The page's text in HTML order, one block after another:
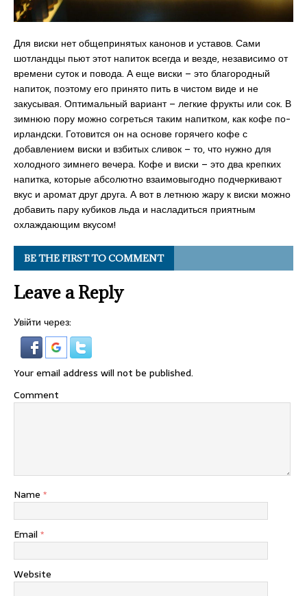
Для виски нет общепринятых канонов и уставов. Сами
шотландцы пьют этот напиток всегда и везде, независимо от
времени суток и повода. А еще виски – это благородный
напиток, поэтому его принято пить в чистом виде и не
закусывая. Оптимальный вариант – легкие фрукты или сок. В
зимнюю пору можно согреться таким напитком, как кофе по-
ирландски. Готовится он на основе горячего кофе с
добавлением виски и взбитых сливок – то, что нужно для
холодного зимнего вечера. Кофе и виски – это два крепких
напитка, которые абсолютно взаимовыгодно подчеркивают
вкус и аромат друг друга. А вот в летнюю жару к виски можно
добавить пару кубиков льда и насладиться приятным
охлаждающим вкусом!
BE THE FIRST TO COMMENT
Leave a Reply
Увійти через:
Your email address will not be published.
Comment
Name *
Email *
Website